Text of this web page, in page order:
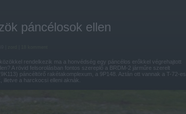
páncélosok ellen
rendelkezik ma a honvédség egy páncélos erőkkel végrehajtott
A rövid felsorolásban fontos szereplő a BRDM-2 járműre szerelt
páncéltörő rakétakomplexum, a 9P148. Aztán ott vannak a T-72-es
illetve a harckocsi elleni aknák.